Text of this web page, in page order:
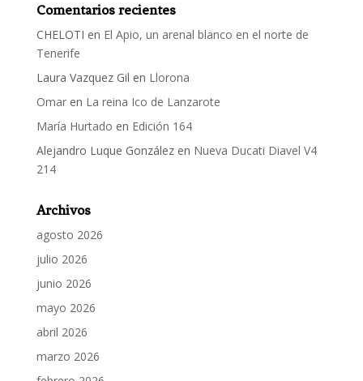
Comentarios recientes
CHELOTI en El Apio, un arenal blanco en el norte de
Tenerife
Laura Vazquez Gil en Llorona
Omaren La reina Ico de Lanzarote
María Hurtado en Edición 164
Alejandro Luque Gonzálezen Nueva Ducati Diavel V4
214
Archivos
agosto 2026
julio 2026
junio 2026
mayo 2026
abril 2026
marzo 2026